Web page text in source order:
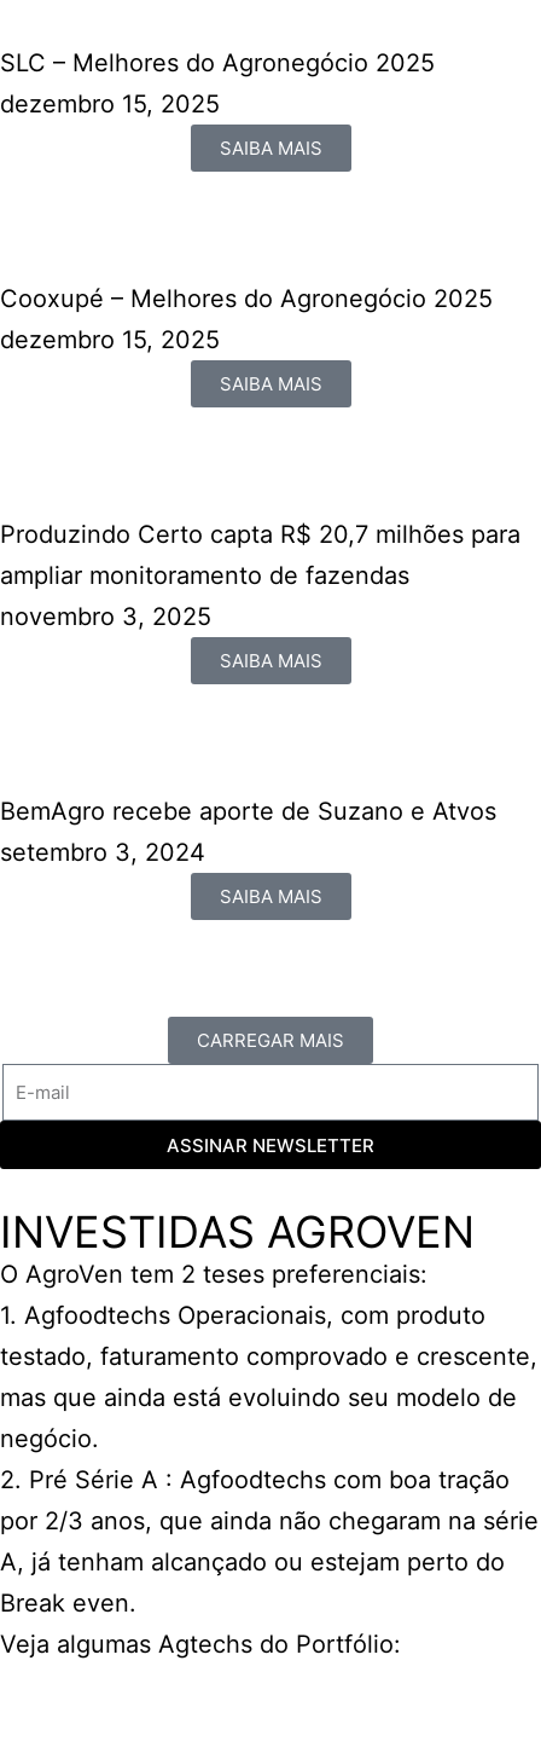
SLC – Melhores do Agronegócio 2025
dezembro 15, 2025
SAIBA MAIS
Cooxupé – Melhores do Agronegócio 2025
dezembro 15, 2025
SAIBA MAIS
Produzindo Certo capta R$ 20,7 milhões para
ampliar monitoramento de fazendas
novembro 3, 2025
SAIBA MAIS
BemAgro recebe aporte de Suzano e Atvos
setembro 3, 2024
SAIBA MAIS
CARREGAR MAIS
ASSINAR NEWSLETTER
INVESTIDAS AGROVEN
O AgroVen tem 2 teses preferenciais:
1. Agfoodtechs Operacionais, com produto
testado, faturamento comprovado e crescente,
mas que ainda está evoluindo seu modelo de
negócio.
2. Pré Série A : Agfoodtechs com boa tração
por 2/3 anos, que ainda não chegaram na série
A, já tenham alcançado ou estejam perto do
Break even.
Veja algumas Agtechs do Portfólio: